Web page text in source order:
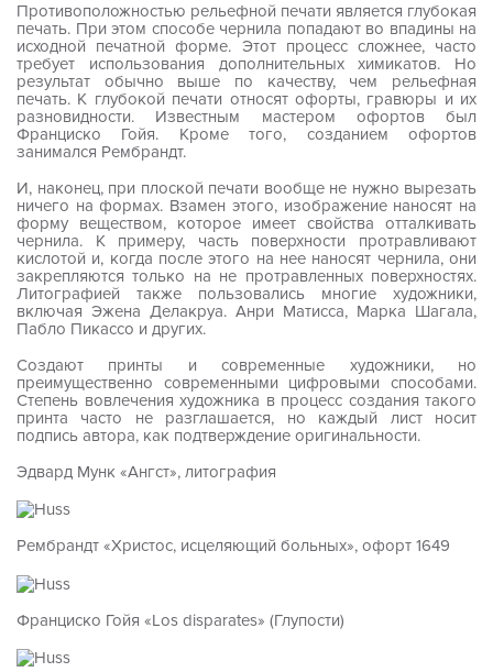
Противоположностью рельефной печати является глубокая
печать. При этом способе чернила попадают во впадины на
исходной печатной форме. Этот процесс сложнее, часто
требует использования дополнительных химикатов. Но
результат обычно выше по качеству, чем рельефная
печать. К глубокой печати относят офорты, гравюры и их
разновидности. Известным мастером офортов был
Франциско Гойя. Кроме того, созданием офортов
занимался Рембрандт.
И, наконец, при плоской печати вообще не нужно вырезать
ничего на формах. Взамен этого, изображение наносят на
форму веществом, которое имеет свойства отталкивать
чернила. К примеру, часть поверхности протравливают
кислотой и, когда после этого на нее наносят чернила, они
закрепляются только на не протравленных поверхностях.
Литографией также пользовались многие художники,
включая Эжена Делакруа. Анри Матисса, Марка Шагала,
Пабло Пикассо и других.
Создают принты и современные художники, но
преимущественно современными цифровыми способами.
Степень вовлечения художника в процесс создания такого
принта часто не разглашается, но каждый лист носит
подпись автора, как подтверждение оригинальности.
Эдвард Мунк «Ангст», литография
Рембрандт «Христос, исцеляющий больных», офорт 1649
Франциско Гойя «Los disparates» (Глупости)